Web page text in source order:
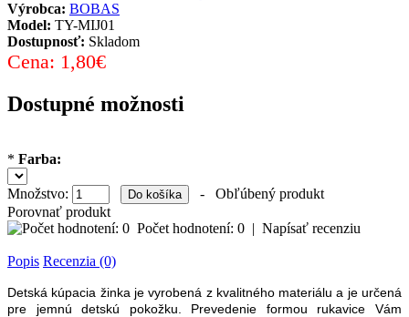
Výrobca: BOBAS
Model: TY-MIJ01
Dostupnosť: Skladom
Cena: 1,80€
Dostupné možnosti
* Farba:
Množstvo: -
Obľúbený produkt
Porovnať produkt
Počet hodnotení: 0 | Napísať recenziu
Popis Recenzia (0)
Detská kúpacia žinka je vyrobená z kvalitného materiálu a je určená
pre jemnú detskú pokožku. Prevedenie formou rukavice Vám